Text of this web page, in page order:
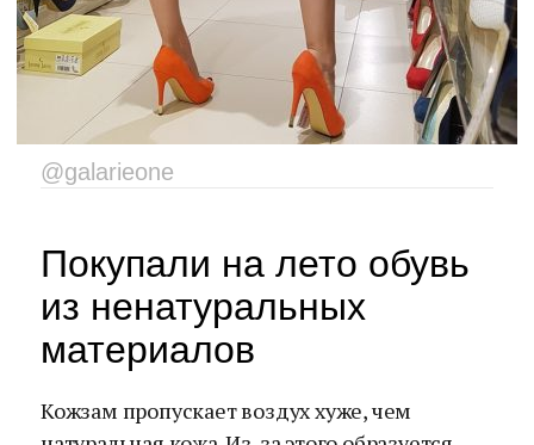
@galarieone
Покупали на лето обувь
из ненатуральных
материалов
Кожзам пропускает воздух хуже, чем